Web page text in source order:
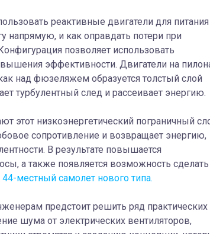
реактивные двигатели для питания
напрямую, и как оправдать потери при
позволяет использовать
эффективности. Двигатели на
над фюзеляжем образуется толстый слой
турбулентный след и рассеивает энергию.
этот низкоэнергетический пограничный
сопротивление и возвращает энергию,
В результате повышается
а также появляется возможность сделать
местный самолет нового типа.
предстоит решить ряд практических
шума от электрических вентиляторов,